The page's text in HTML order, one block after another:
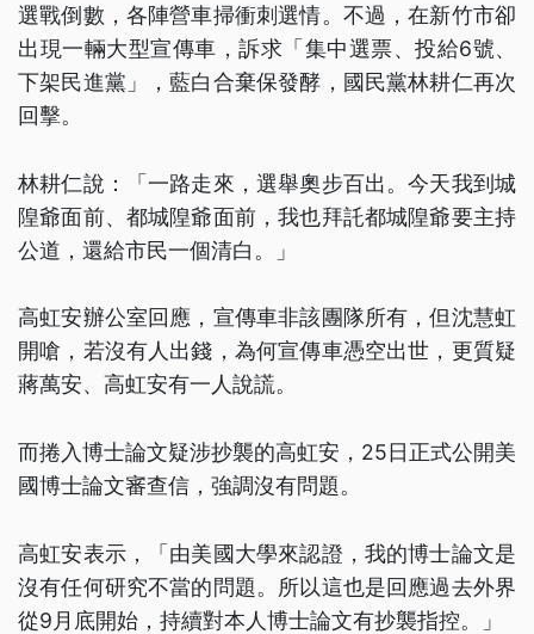
選戰倒數，各陣營車掃衝刺選情。不過，在新竹市卻
出現一輛大型宣傳車，訴求「集中選票、投給6號、
下架民進黨」，藍白合棄保發酵，國民黨林耕仁再次
回擊。
林耕仁說：「一路走來，選舉奧步百出。今天我到城
隍爺面前、都城隍爺面前，我也拜託都城隍爺要主持
公道，還給市民一個清白。」
高虹安辦公室回應，宣傳車非該團隊所有，但沈慧虹
開嗆，若沒有人出錢，為何宣傳車憑空出世，更質疑
蔣萬安、高虹安有一人說謊。
而捲入博士論文疑涉抄襲的高虹安，25日正式公開美
國博士論文審查信，強調沒有問題。
高虹安表示，「由美國大學來認證，我的博士論文是
沒有任何研究不當的問題。所以這也是回應過去外界
從9月底開始，持續對本人博士論文有抄襲指控。」